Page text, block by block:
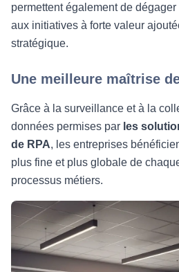
permettent également de
aux initiatives à forte valeur
stratégique.
Une meilleure maîtrise
Grâce à la surveillance et à la
données permises par les
de RPA, les entreprises
plus fine et plus globale de
processus métiers.